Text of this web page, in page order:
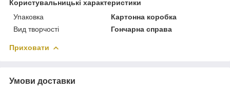
Користувальницькі характеристики
Упаковка
Картонна коробка
Вид творчості
Гончарна справа
Приховати
Умови доставки